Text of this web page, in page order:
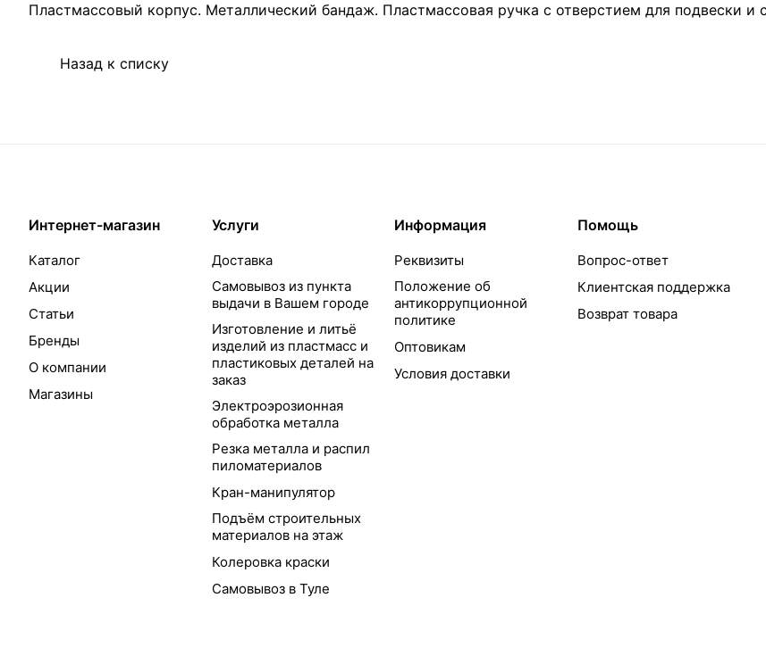
Пластмассовый корпус. Металлический бандаж. Пластмассовая ручка с отверстием для подвески
Назад к списку
Интернет-магазин
Каталог
Акции
Статьи
Бренды
О компании
Магазины
Услуги
Доставка
Самовывоз из пункта
выдачи в Вашем городе
Изготовление и литьё
изделий из пластмасс и
пластиковых деталей на
заказ
Электроэрозионная
обработка металла
Резка металла и распил
пиломатериалов
Кран-манипулятор
Подъём строительных
материалов на этаж
Колеровка краски
Самовывоз в Туле
Информация
Реквизиты
Положение об
антикоррупционной
политике
Оптовикам
Условия доставки
Помощь
Вопрос-ответ
Клиентская поддержка
Возврат товара